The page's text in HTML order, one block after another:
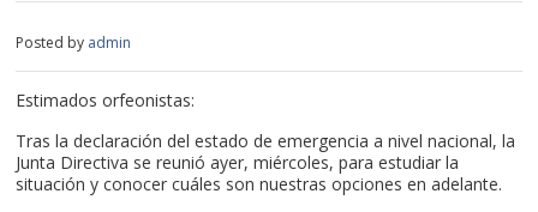
Posted by admin
Estimados orfeonistas:
Tras la declaración del estado de emergencia a nivel nacional, la
Junta Directiva se reunió ayer, miércoles, para estudiar la
situación y conocer cuáles son nuestras opciones en adelante.